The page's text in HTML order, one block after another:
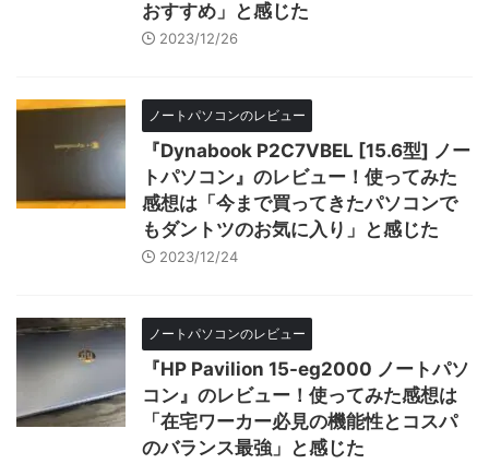
おすすめ」と感じた
2023/12/26
ノートパソコンのレビュー
『Dynabook P2C7VBEL [15.6型] ノー
トパソコン』のレビュー！使ってみた
感想は「今まで買ってきたパソコンで
もダントツのお気に入り」と感じた
2023/12/24
ノートパソコンのレビュー
『HP Pavilion 15-eg2000 ノートパソ
コン』のレビュー！使ってみた感想は
「在宅ワーカー必見の機能性とコスパ
のバランス最強」と感じた